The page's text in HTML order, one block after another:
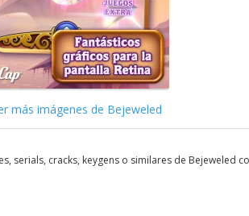
más imágenes de Bejeweled
serials, cracks, keygens o similares de Bejeweled